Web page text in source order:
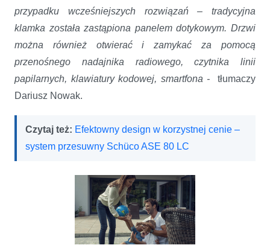
przypadku wcześniejszych rozwiązań – tradycyjna
klamka została zastąpiona panelem dotykowym. Drzwi
można również otwierać i zamykać za pomocą
przenośnego nadajnika radiowego, czytnika linii
papilarnych, klawiatury kodowej, smartfona -
tłumaczy
Dariusz Nowak.
Czytaj też: Efektowny design w korzystnej cenie –
system przesuwny Schüco ASE 80 LC